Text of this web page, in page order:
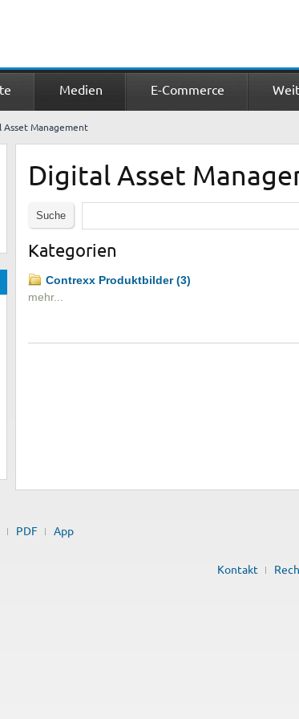
Medien E-Commerce
Asset Management
Digital Asset
Kategorien
Contrexx Produktbilder (3)
mehr...
PDF App
Kontakt